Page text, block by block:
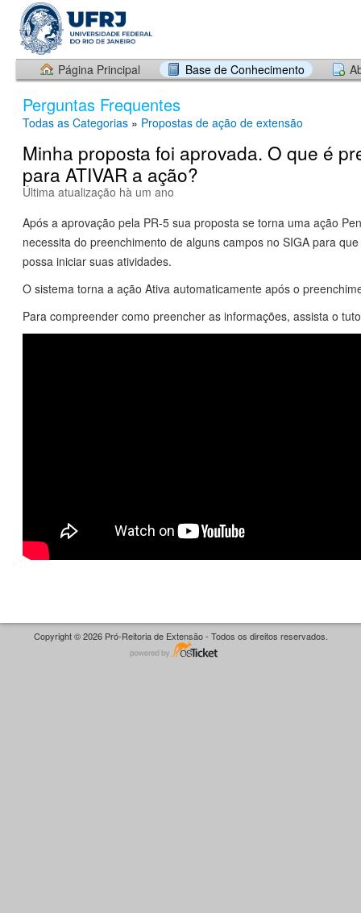
Página Principal Base de Conhecimento
Perguntas Frequentes
Todas as Categorias » Propostas de ação de extensão
Minha proposta foi aprovada. O que é
para ATIVAR a ação?
Última atualização hà um ano
Após a aprovação pela PR-5 sua proposta se torna uma ação
necessita do preenchimento de alguns campos no SIGA para
possa iniciar suas atividades.
O sistema torna a ação Ativa automaticamente após o
Para compreender como preencher as informações, assista o
Copyright © 2026 Pró-Reitoria de Extensão - Todos os direitos reservados.